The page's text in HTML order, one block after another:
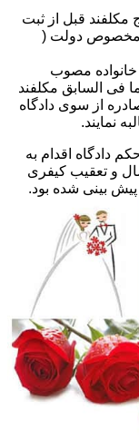
ازدواج مکلفند قبل از ثبت
مخصوص دولت (
حمایت از خانواده مصوب
فی السابق مکلفند
از سوی دادگاه
نمایند.
دادگاه اقدام به
و تعقیب کیفری
بینی شده بود.